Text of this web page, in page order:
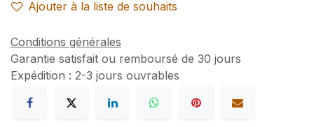
Ajouter à la liste de souhaits
Conditions générales
Garantie satisfait ou remboursé de 30 jours
Expédition : 2-3 jours ouvrables